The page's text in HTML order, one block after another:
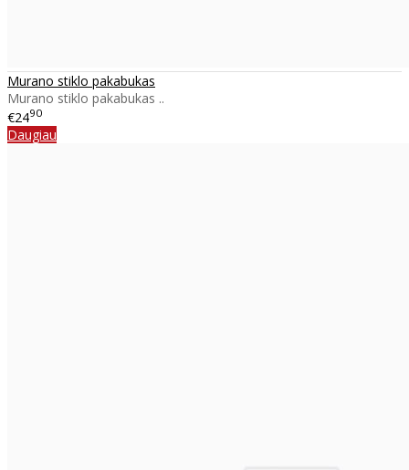
Murano stiklo pakabukas
Murano stiklo pakabukas ..
€2490
Daugiau